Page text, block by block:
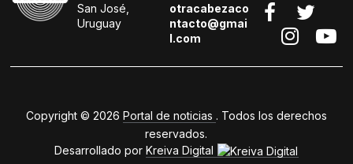
San José,
Uruguay
otracabezaco
ntacto@gmai
l.com
Copyright © 2026 Portal de noticias . Todos los derechos
reservados.
Desarrollado porKreiva Digital